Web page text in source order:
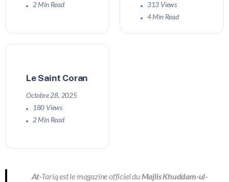
2 Min Read
313 Views
4 Min Read
Le Saint Coran
Octobre 28, 2025
180 Views
2 Min Read
At-Tariq est le magazine officiel duMajlis Khuddam-ul-